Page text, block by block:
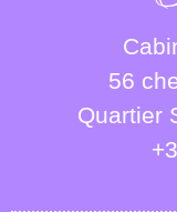
56
Quartier